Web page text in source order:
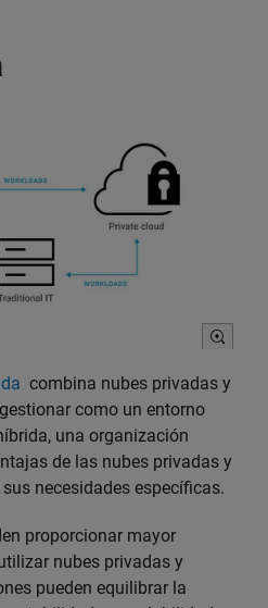
combina nubes privadas y
como un entorno
una organización
de las nubes privadas y
necesidades específicas.
proporcionar mayor
nubes privadas y
pueden equilibrar la